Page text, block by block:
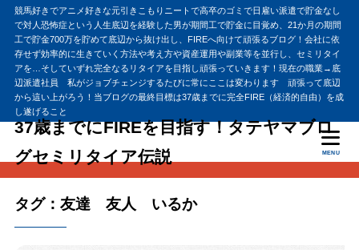
競馬好きでアニメ好きな元引きこもりニートで高卒のゴミで日雇い派遣で貯金なし
で対人恐怖症という人生底辺を経験した男が期間工で貯金に目覚め、21か月の期間
工で貯金700万を貯めて底辺から抜け出し、FIREへ向けて頑張るブログ！会社に依
存せず効率的に生きていく方法や考え方や資産運用や副業等を並行し、セミリタイ
アを…そしていずれ完全なるリタイアを目指し頑張っていきます！現在の職業→底
辺派遣社員 私がジョブチェンジするたびに常にここは変わります 頑張って底辺
から這い上がろう！当ブログの最終目標は37歳までに完全FIRE（経済的自由）を成
し遂げること
37歳までにFIREを目指す！タテヤマブロ
グセミリタイア伝説
MENU
タグ：友達 友人 いるか